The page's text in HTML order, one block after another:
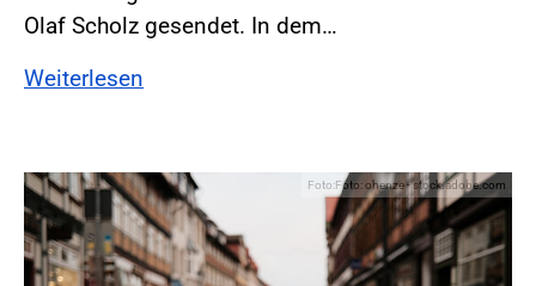
Olaf Scholz gesendet. In dem…
Weiterlesen
Foto:Foto: ohenze - stock.adobe.com